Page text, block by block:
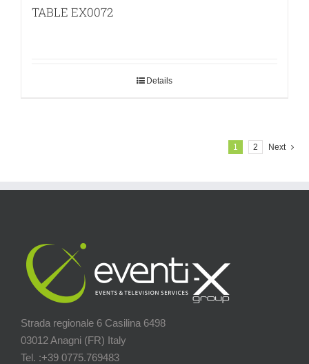
TABLE EX0072
Details
1 2 Next
Strada regionale 6 Casilina 6498
03012 Anagni (FR) Italy
Tel. :+39 0775.769483